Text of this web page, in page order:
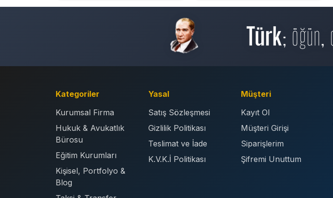
Kategoriler
Kurumsal Firma
Hukuk & Avukatlık
Bürosu
Eğitim Kurumları
Kişisel, Portfolyo &
Blog
Yasal
Satış Sözleşmesi
Gizlilik Politikası
Teslimat ve İade
K.V.K.İ Politikası
Müşteri
Kayıt Ol
Müşteri Girişi
Siparişlerim
Şifremi Unuttum